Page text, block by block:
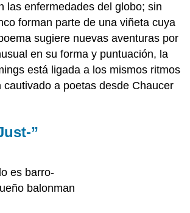
las enfermedades del globo; sin
forman parte de una viñeta cuya
sugiere nuevas aventuras por
en su forma y puntuación, la
está ligada a los mismos ritmos
cautivado a poetas desde Chaucer
”
es barro-
balonman